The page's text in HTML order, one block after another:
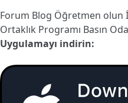
Forum Blog Öğretmen olun
Ortaklık Programı Basın
Uygulamayı indirin: